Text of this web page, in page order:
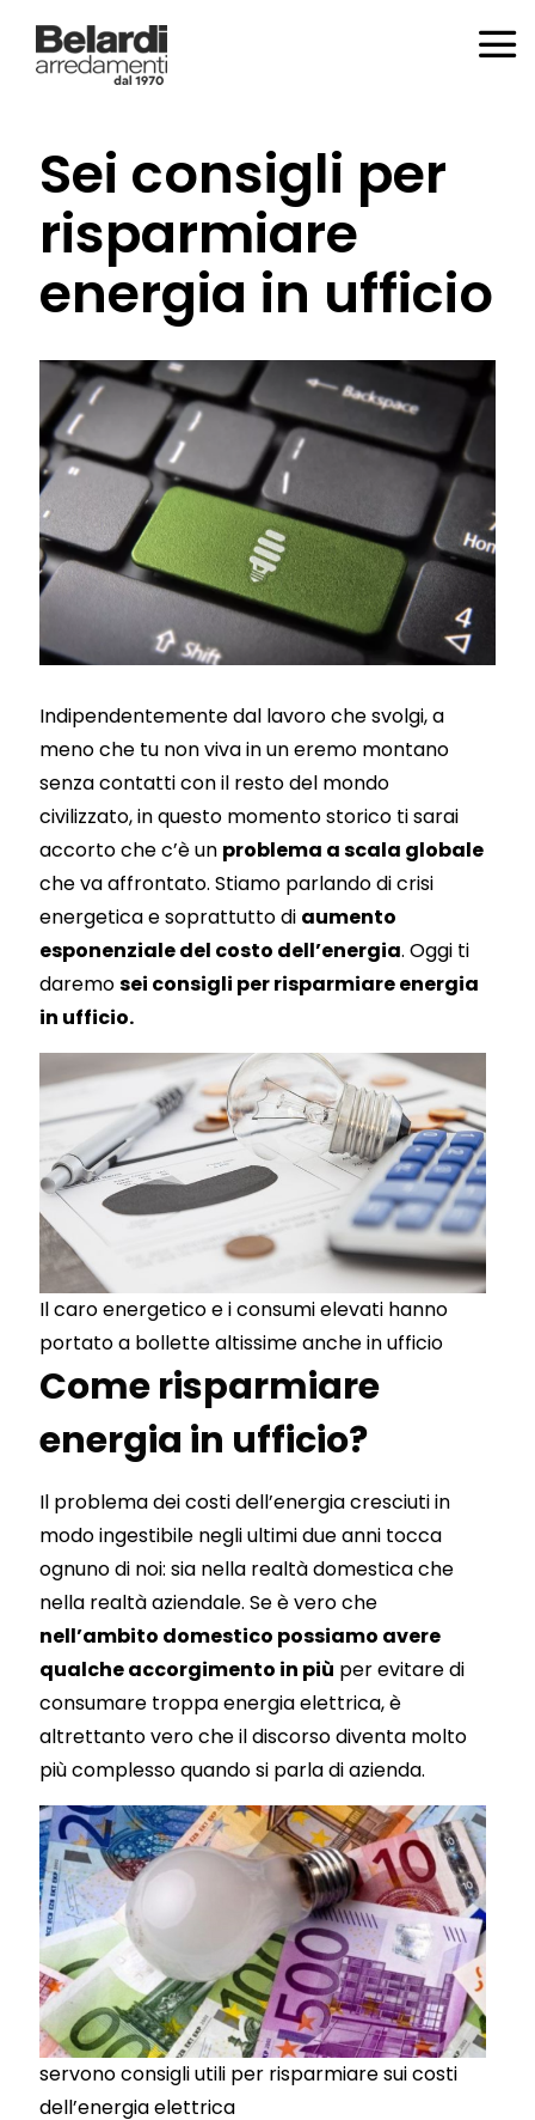
Sei consigli per
risparmiare
energia in ufficio
Indipendentemente dal lavoro che svolgi, a
meno che tu non viva in un eremo montano
senza contatti con il resto del mondo
civilizzato, in questo momento storico ti sarai
accorto che c’è un problema a scala globale
che va affrontato. Stiamo parlando di crisi
energetica e soprattutto di aumento
esponenziale del costo dell’energia. Oggi ti
daremosei consigli per risparmiare energia
in ufficio.
Il caro energetico e i consumi elevati hanno
portato a bollette altissime anche in ufficio
Come risparmiare
energia in ufficio?
Il problema dei costi dell’energia cresciuti in
modo ingestibile negli ultimi due anni tocca
ognuno di noi: sia nella realtà domestica che
nella realtà aziendale. Se è vero che
nell’ambito domestico possiamo avere
qualche accorgimento in più per evitare di
consumare troppa energia elettrica, è
altrettanto vero che il discorso diventa molto
più complesso quando si parla di azienda.
servono consigli utili per risparmiare sui costi
dell’energia elettrica